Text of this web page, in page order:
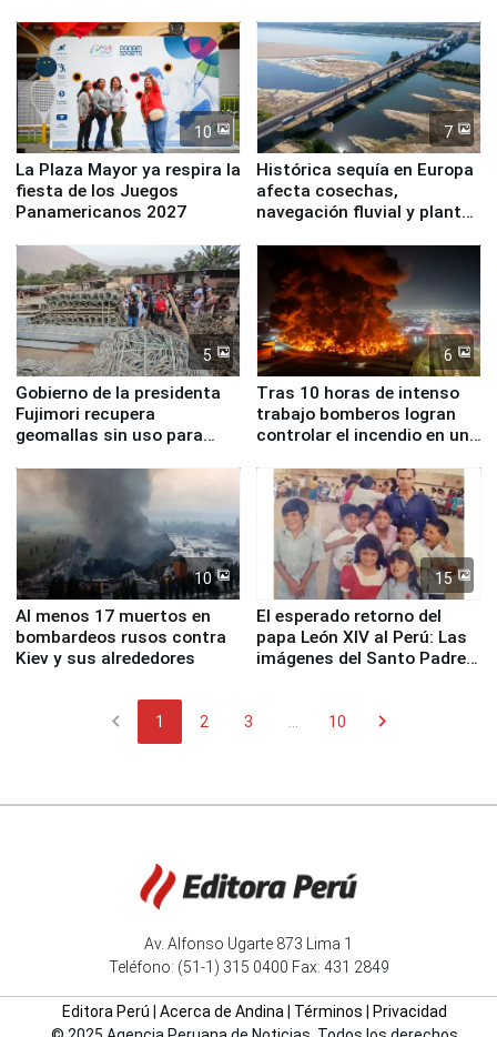
10
La Plaza Mayor ya respira la
fiesta de los Juegos
Panamericanos 2027
7
Histórica sequía en Europa
afecta cosechas,
navegación fluvial y plantas
5
Gobierno de la presidenta
Fujimori recupera
geomallas sin uso para
Fenómeno El Niño
6
Tras 10 horas de intenso
trabajo bomberos logran
controlar el incendio en una
de Chile
10
Al menos 17 muertos en
bombardeos rusos contra
Kiev y sus alrededores
15
El esperado retorno del
papa León XIV al Perú: Las
imágenes del Santo Padre
chevron_left 1 2 3 10 chevron_right
Av. Alfonso Ugarte 873 Lima 1
Teléfono: (51-1) 315 0400 Fax: 431 2849
Editora Perú | Acerca de Andina | Términos | Privacidad